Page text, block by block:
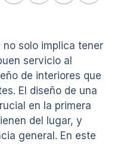
no solo implica tener
servicio al
de interiores que
El diseño de una
en la primera
del lugar, y
general. En este